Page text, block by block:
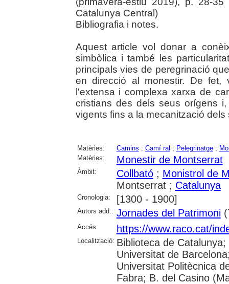
Catalunya Central)
Bibliografia i notes.
Aquest article vol donar a
simbòlica i també les
principals vies de peregrinació
en direcció al monestir. De fet,
l'extensa i complexa xarxa de
cristians des dels seus orígens
vigents fins a la mecanització
Matèries: Camins ; Camí ral ; Pelegrinatge;
Matèries:
Monestir de Montserrat
Àmbit: Collbató; Monistrol de
Montserrat ; Catalunya
Cronologia: [1300 - 1900]
Autors add.: Jornades del Patrimoni
Accés: https://www.raco.cat/
Localització: Biblioteca de
Universitat de
Universitat Politècnica
Fabra; B. del Casino